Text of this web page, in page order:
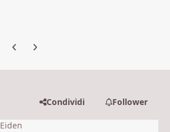
Previous carousel slide
Next carousel slide
Condividi Follower